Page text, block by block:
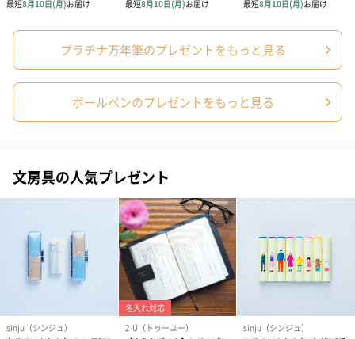
私達はこれらの技術に、最良の材料を吟味しお客様にお慶び頂け
る様にお手元にお届けしております。
ボールペンの替え芯について
をご確認ください。
プラチナ万年筆 公式サイト
素材
セルロイド
プラチナ万年筆のプレゼントをもっと見る
ボールペンのプレゼントをもっと見る
文房具の人気プレゼント